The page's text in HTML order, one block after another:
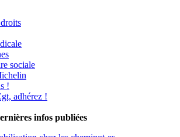
sociale
!
adhérez !
infos publiées